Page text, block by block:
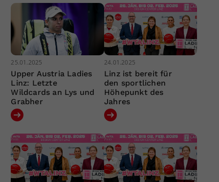
25.01.2025
Upper Austria Ladies
Linz: Letzte
Wildcards an Lys und
Grabher
24.01.2025
Linz ist bereit für
den sportlichen
Höhepunkt des
Jahres